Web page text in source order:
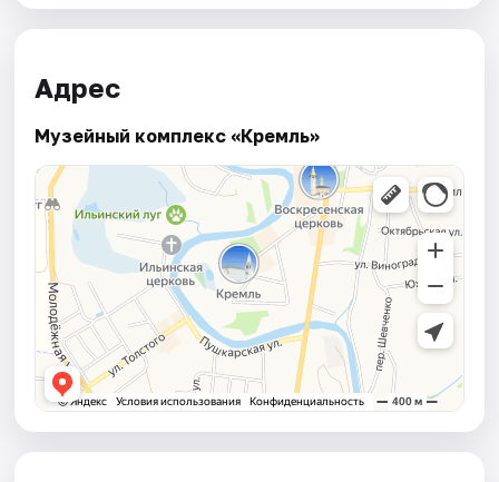
Адрес
Музейный комплекс «Кремль»